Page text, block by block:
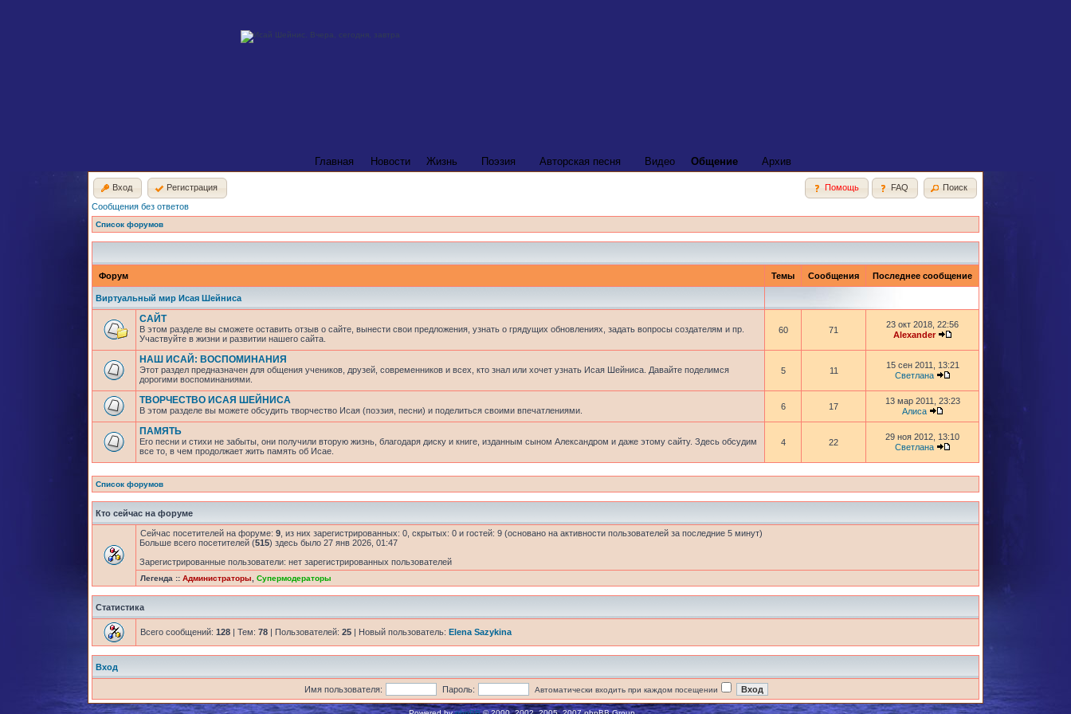
Главная Новости Жизнь Поэзия Авторская песня Видео Общение Архив
Вход Регистрация Помощь FAQ
Поиск
Сообщения без ответов
Список форумов
Форум Темы Сообщения Последнее сообщение
Виртуальный мир Исая Шейниса
САЙТ
В этом разделе вы сможете оставить отзыв о сайте, вынести свои предложения, узнать о грядущих обновлениях, задать вопросы создателям и пр.
Участвуйте в жизни и развитии нашего сайта.
60 71
23 окт 2018, 22:56
Alexander
НАШ ИСАЙ: ВОСПОМИНАНИЯ
Этот раздел предназначен для общения учеников, друзей, современников и всех, кто знал или хочет узнать Исая Шейниса. Давайте поделимся
дорогими воспоминаниями.
5 11
15 сен 2011, 13:21
Светлана
ТВОРЧЕСТВО ИСАЯ ШЕЙНИСА
В этом разделе вы можете обсудить творчество Исая (поэзия, песни) и поделиться своими впечатлениями. 6 17
13 мар 2011, 23:23
Алиса
ПАМЯТЬ
Его песни и стихи не забыты, они получили вторую жизнь, благодаря диску и книге, изданным сыном Александром и даже этому сайту. Здесь обсудим
все то, в чем продолжает жить память об Исае.
4 22
29 ноя 2012, 13:10
Светлана
Список форумов
Кто сейчас на форуме
Сейчас посетителей на форуме: 9 , из них зарегистрированных: 0, скрытых: 0 и гостей: 9 (основано на активности пользователей за последние 5 минут)
Больше всего посетителей (515) здесь было 27 янв 2026, 01:47
Зарегистрированные пользователи: нет зарегистрированных пользователей
Легенда :: Администраторы Супермодераторы
Статистика
Всего сообщений: 128 | Тем: 78 | Пользователей: 25 | Новый пользователь: Elena Sazykina
Вход
Имя пользователя: Пароль: Автоматически входить при каждом посещении